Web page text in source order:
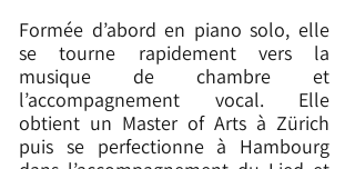
Formée d’abord en piano solo, elle
se tourne rapidement vers la
musique de chambre et
l’accompagnement vocal. Elle
obtient un Master of Arts à Zürich
puis se perfectionne à Hambourg